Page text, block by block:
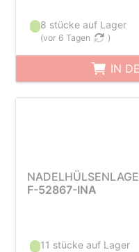
8 stücke auf Lager
(vor 6 Tagen )
IN
F-52867-INA
11 stücke auf Lager